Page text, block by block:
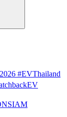
#EVThailand